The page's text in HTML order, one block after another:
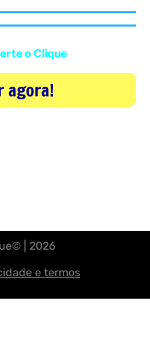
quem sabe o que fazer
o Clique
agora!
| 2026
e termos